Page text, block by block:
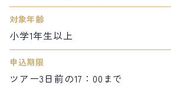
対象年齢
小学1年生以上
申込期限
ツアー3日前の17：00まで